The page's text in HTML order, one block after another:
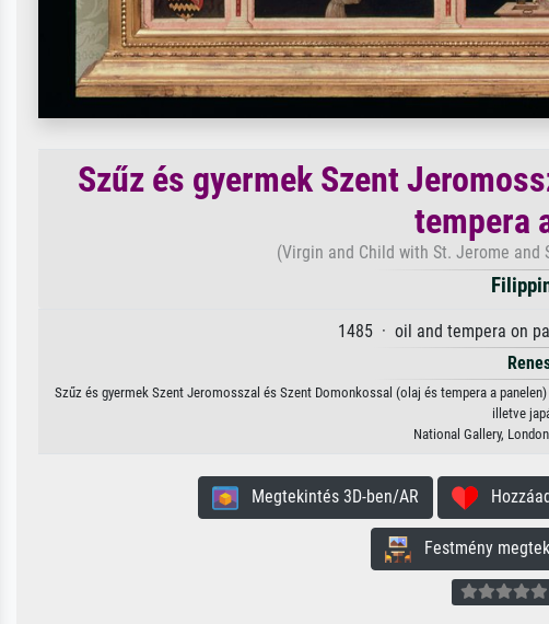
Szűz és gyermek Szent
tempera
(Virgin and Child with St. Jerome
1485 · oil and tempera on
Szűz és gyermek Szent Jeromosszal és Szent Domonkossal (olaj és tempera a
illetve
National Gallery,
Megtekintés 3D-ben/AR
Festmény